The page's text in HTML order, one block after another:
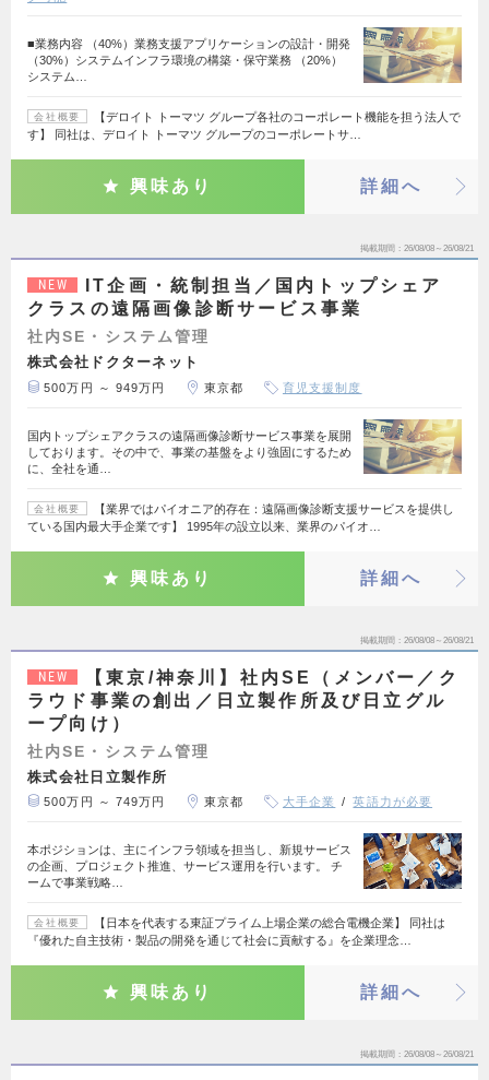
■業務内容 （40%）業務支援アプリケーションの設計・開発
（30%）システムインフラ環境の構築・保守業務 （20%）
システム…
会社概要
【デロイト トーマツ グループ各社のコーポレート機能を担う法人で
す】 同社は、デロイト トーマツ グループのコーポレートサ…
興味あり 詳細へ
掲載期間 26/08/08～26/08/21
NEW
IT企画・統制担当／国内トップシェア
クラスの遠隔画像診断サービス事業
社内SE・システム管理
株式会社ドクターネット
500万円 ～ 949万円 東京都 育児支援制度
国内トップシェアクラスの遠隔画像診断サービス事業を展開
しております。その中で、事業の基盤をより強固にするため
に、全社を通…
会社概要
【業界ではパイオニア的存在：遠隔画像診断支援サービスを提供し
ている国内最大手企業です】 1995年の設立以来、業界のパイオ…
興味あり 詳細へ
掲載期間 26/08/08～26/08/21
NEW
【東京/神奈川】社内SE（メンバー／ク
ラウド事業の創出／日立製作所及び日立グル
ープ向け）
社内SE・システム管理
株式会社日立製作所
500万円 ～ 749万円 東京都 大手企業 英語力が必要
本ポジションは、主にインフラ領域を担当し、新規サービス
の企画、プロジェクト推進、サービス運用を行います。 チ
ームで事業戦略…
会社概要
【日本を代表する東証プライム上場企業の総合電機企業】 同社は
『優れた自主技術・製品の開発を通じて社会に貢献する』を企業理念…
興味あり 詳細へ
掲載期間 26/08/08～26/08/21